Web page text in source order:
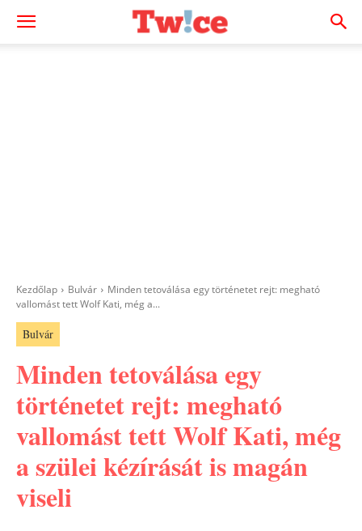
Kezdőlap Bulvár
Minden tetoválása egy történetet rejt: megható
vallomást tett Wolf Kati, még a...
Bulvár
Minden tetoválása egy
történetet rejt: megható
vallomást tett Wolf Kati, még
a szülei kézírását is magán
viseli